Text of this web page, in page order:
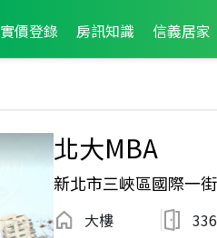
實價登錄 房訊知識 信義居家
北大MBA
新北市三峽區國際一
大樓